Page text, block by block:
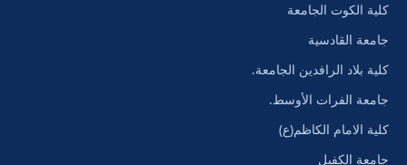
كلية الكوت الجامعة
جامعة القادسية
كلية بلاد الرافدين الجامعة.
جامعة الفرات الأوسط.
كلية الامام الكاظم(ع)
جامعة الكفيل